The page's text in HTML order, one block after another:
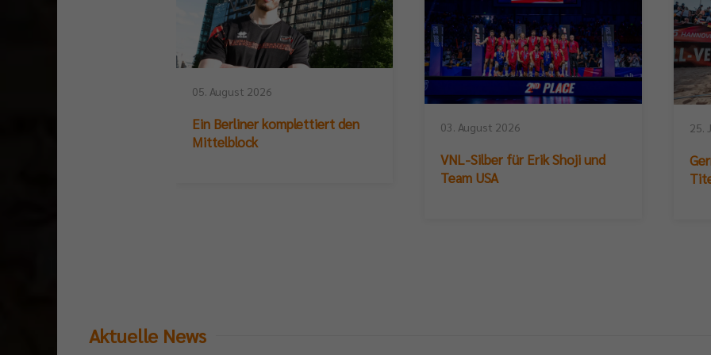
05. August 2026
Ein Berliner komplettiert den
Mittelblock
03. August 2026
VNL-Silber für Erik Shoji und
Team USA
25.
Aktuelle News